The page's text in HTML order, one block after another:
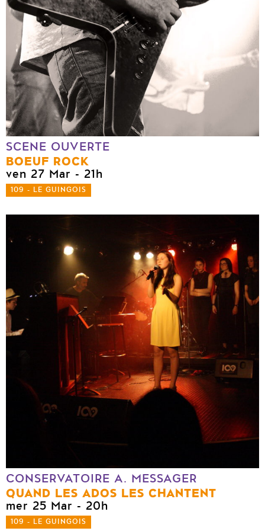
SCENE OUVERTE
BOEUF ROCK
ven 27 Mar - 21h
109 - LE GUINGOIS
CONSERVATOIRE A. MESSAGER
QUAND LES ADOS LES CHANTENT
mer 25 Mar - 20h
109 - LE GUINGOIS